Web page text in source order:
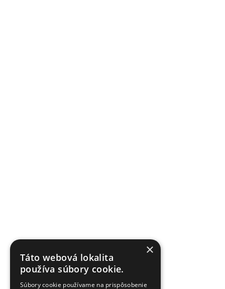
×
Táto webová lokalita
používa súbory cookie.
Súbory cookie používame na prispôsobenie